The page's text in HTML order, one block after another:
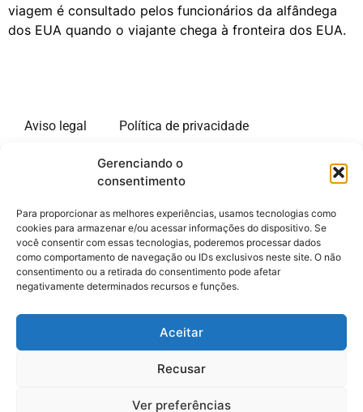
Gerenciando o
consentimento
Para proporcionar as melhores experiências, usamos tecnologias como
cookies para armazenar e/ou acessar informações do dispositivo. Se
você consentir com essas tecnologias, poderemos processar dados
como comportamento de navegação ou IDs exclusivos neste site. O não
consentimento ou a retirada do consentimento pode afetar
negativamente determinados recursos e funções.
Aceitar
Recusar
Ver preferências
viagem é consultado pelos funcionários da alfândega
dos EUA quando o viajante chega à fronteira dos EUA.
Aviso legal Política de privacidade
Política de cookies
Site de informações sobre estadias longas nos Estados
Unidos. Nosso site está disponível em vários idiomas.
Somos um portal de informações independente de
qualquer administração. O único objetivo de nosso site
é fornecer informações para viajantes aos Estados
coletamos nenhum dado pessoal dos visitantes do site.
Nosso site contém links de hipertexto para outros sites.
Não temos nenhum vínculo com esses sites. Não somos